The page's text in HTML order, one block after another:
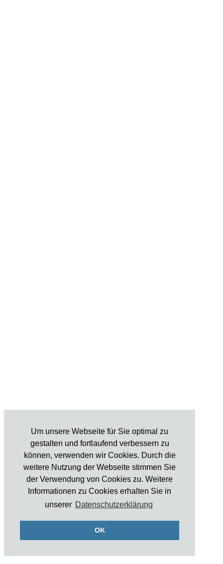
Um unsere Webseite für Sie optimal zu
gestalten und fortlaufend verbessern zu
können, verwenden wir Cookies. Durch die
weitere Nutzung der Webseite stimmen Sie
der Verwendung von Cookies zu. Weitere
Informationen zu Cookies erhalten Sie in
unserer Datenschutzerklärung
OK